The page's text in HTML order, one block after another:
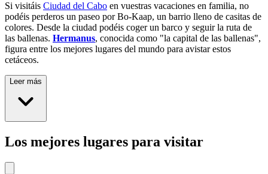
Si visitáis Ciudad del Cabo en vuestras vacaciones en familia, no
podéis perderos un paseo por Bo-Kaap, un barrio lleno de casitas de
colores. Desde la ciudad podéis coger un barco y seguir la ruta de
las ballenas. Hermanus, conocida como "la capital de las ballenas",
figura entre los mejores lugares del mundo para avistar estos
cetáceos.
Leer más
Los mejores lugares para visitar